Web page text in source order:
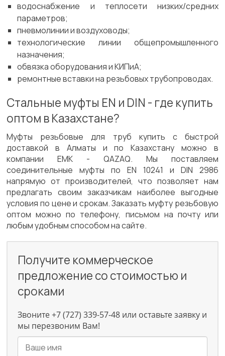
водоснабжение и теплосети низких/средних
параметров;
пневмолинии и воздуховоды;
технологические линии общепромышленного
назначения;
обвязка оборудования и КИПиА;
ремонтные вставки на резьбовых трубопроводах.
Стальные муфты EN и DIN - где купить
оптом в Казахстане?
Муфты резьбовые для труб купить с быстрой
доставкой в Алматы и по Казахстану можно в
компании ЕМК - QAZAQ. Мы поставляем
соединительные муфты по EN 10241 и DIN 2986
напрямую от производителей, что позволяет нам
предлагать своим заказчикам наиболее выгодные
условия по цене и срокам. Заказать муфту резьбовую
оптом можно по телефону, письмом на почту или
любым удобным способом на сайте.
Получите коммерческое
предложение со стоимостью и
сроками
Звоните +7 (727) 339-57-48 или оставьте заявку и
мы перезвоним Вам!